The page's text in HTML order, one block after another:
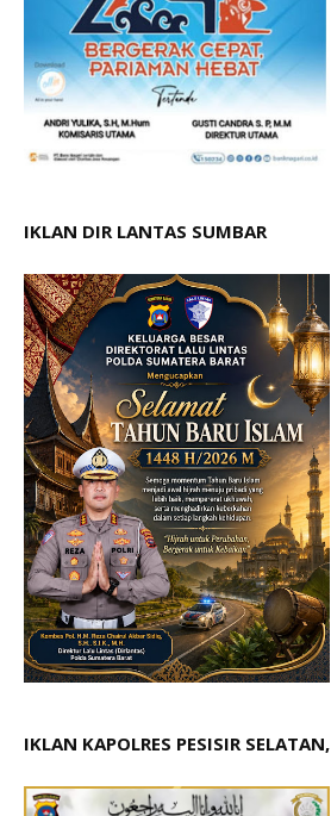
IKLAN DIR LANTAS SUMBAR
IKLAN KAPOLRES PESISIR SELATAN,